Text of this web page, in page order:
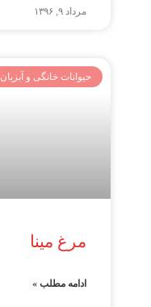
مرداد ۹, ۱۳۹۶
حیوانات خانگی و آبزیان
مرغ مینا
ادامه مطلب »